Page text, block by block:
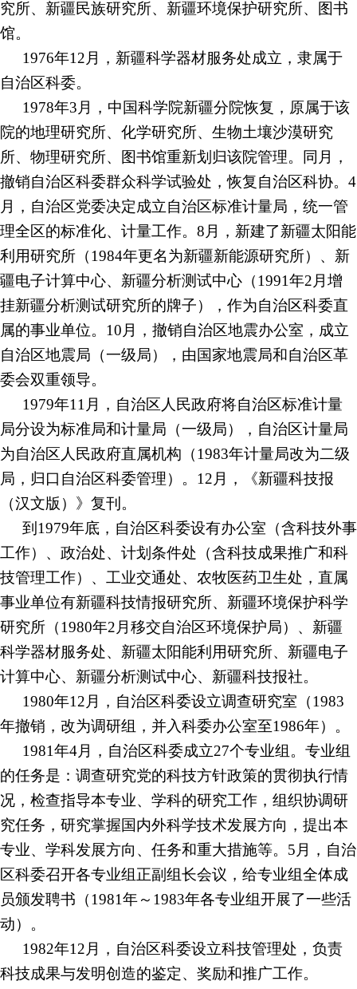
究所、新疆民族研究所、新疆环境保护研究所、图书
馆。
1976年12月，新疆科学器材服务处成立，隶属于
自治区科委。
1978年3月，中国科学院新疆分院恢复，原属于该
院的地理研究所、化学研究所、生物土壤沙漠研究
所、物理研究所、图书馆重新划归该院管理。同月，
撤销自治区科委群众科学试验处，恢复自治区科协。4
月，自治区党委决定成立自治区标准计量局，统一管
理全区的标准化、计量工作。8月，新建了新疆太阳能
利用研究所（1984年更名为新疆新能源研究所）、新
疆电子计算中心、新疆分析测试中心（1991年2月增
挂新疆分析测试研究所的牌子），作为自治区科委直
属的事业单位。10月，撤销自治区地震办公室，成立
自治区地震局（一级局），由国家地震局和自治区革
委会双重领导。
1979年11月，自治区人民政府将自治区标准计量
局分设为标准局和计量局（一级局），自治区计量局
为自治区人民政府直属机构（1983年计量局改为二级
局，归口自治区科委管理）。12月，《新疆科技报
（汉文版）》复刊。
到 1979年底，自治区科委设有办公室（含科技外事
工作）、政治处、计划条件处（含科技成果推广和科
技管理工作）、工业交通处、农牧医药卫生处，直属
事业单位有新疆科技情报研究所、新疆环境保护科学
研究所（1980年2月移交自治区环境保护局）、新疆
科学器材服务处、新疆太阳能利用研究所、新疆电子
计算中心、新疆分析测试中心、新疆科技报社。
1980年12月，自治区科委设立调查研究室（1983
年撤销，改为调研组，并入科委办公室至1986年）。
1981年4月，自治区科委成立27个专业组。专业组
的任务是：调查研究党的科技方针政策的贯彻执行情
况，检查指导本专业、学科的研究工作，组织协调研
究任务，研究掌握国内外科学技术发展方向，提出本
专业、学科发展方向、任务和重大措施等。5月，自治
区科委召开各专业组正副组长会议，给专业组全体成
员颁发聘书（1981年～1983年各专业组开展了一些活
动）。
1982年12月，自治区科委设立科技管理处，负责
科技成果与发明创造的鉴定、奖励和推广工作。